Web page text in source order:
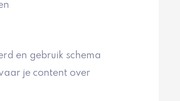
en gebruik schema
je content over